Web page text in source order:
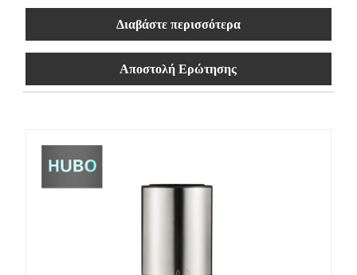
Διαβάστε περισσότερα
Αποστολή Ερώτησης